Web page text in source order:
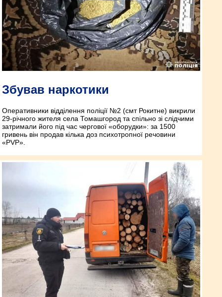
Збував наркотики
Оперативники відділення поліції №2 (смт Рокитне) викрили
29-річного жителя села Томашгород та спільно зі слідчими
затримали його під час чергової «оборудки»: за 1500
гривень він продав кілька доз психотропної речовини
«РVP».